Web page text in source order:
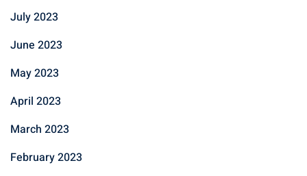
July 2023
June 2023
May 2023
April 2023
March 2023
February 2023